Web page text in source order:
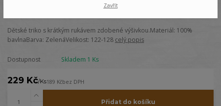
Dětské triko s krátkým rukávem zdobené výšivkou.Materiál: 100%
bavlnaBarva: ZelenáVelikost: 122-128 celý popis
Dostupnost Skladem 1 Ks
229 Kč/Ks189 Kčbez DPH
Přidat do košíku
Zavřít